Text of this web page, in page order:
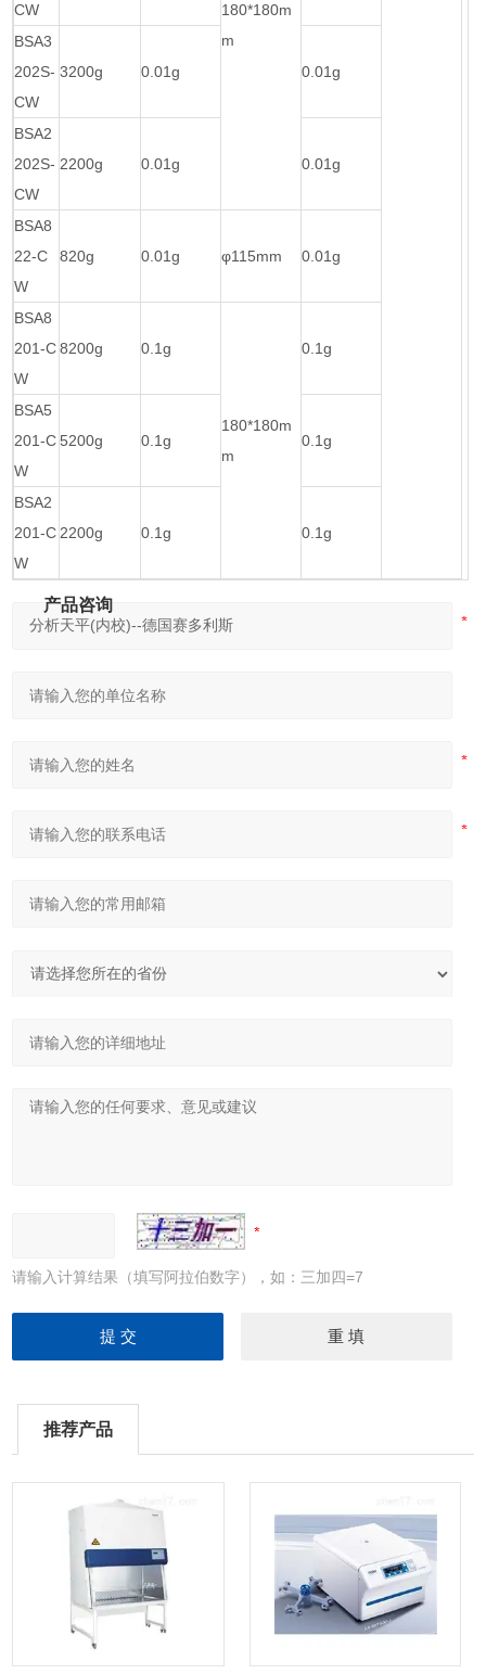
180*180m
m
CW
BSA3
202S-
CW
3200g 0.01g 0.01g
BSA2
202S-
CW
2200g 0.01g 0.01g
BSA8
22-C
W
820g 0.01g φ115mm 0.01g
BSA8
201-C
W
8200g 0.1g
180*180m
m
0.1g
BSA5
201-C
W
5200g 0.1g 0.1g
BSA2
201-C
W
2200g 0.1g 0.1g
产品咨询
请输入计算结果（填写阿拉伯数字），如：三加四=7
推荐产品